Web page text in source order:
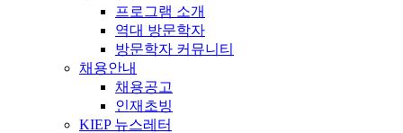
프로그램 소개
역대 방문학자
방문학자 커뮤니티
채용안내
채용공고
인재초빙
KIEP 뉴스레터